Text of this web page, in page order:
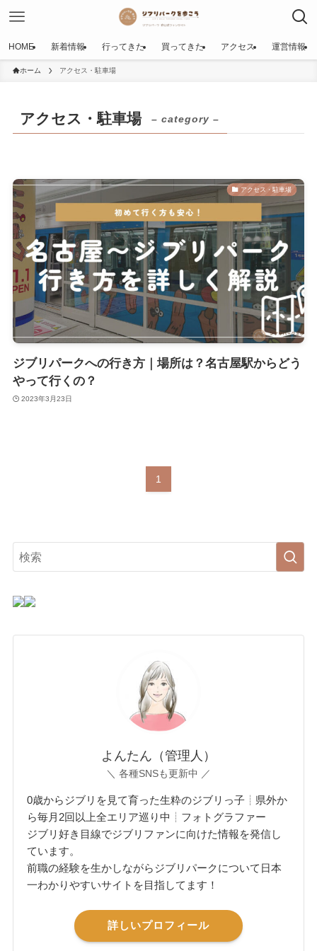
HOME 新着情報 行ってきた 買ってきた アクセス 運営情報
ホーム アクセス・駐車場
アクセス・駐車場 – category –
アクセス・駐車場
ジブリパークへの行き方｜場所は？名古屋駅からどう
やって行くの？
2023年3月23日
1
よんたん（管理人）
＼ 各種SNSも更新中 ／
0歳からジブリを見て育った生粋のジブリっ子┊県外か
ら毎月2回以上全エリア巡り中┊フォトグラファー
ジブリ好き目線でジブリファンに向けた情報を発信し
ています。
前職の経験を生かしながらジブリパークについて日本
一わかりやすいサイトを目指してます！
詳しいプロフィール